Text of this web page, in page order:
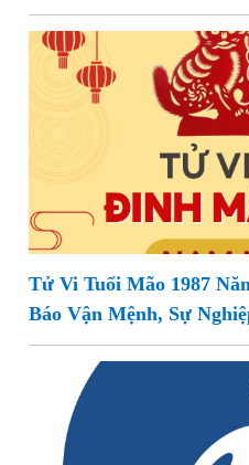
Tử Vi Tuổi Mão 1987
Báo Vận Mệnh, Sự